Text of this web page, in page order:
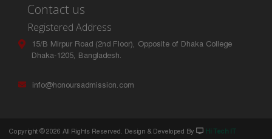
Contact us
Registered Address
15/B Mirpur Road (2nd Floor), Opposite of Dhaka College
Dhaka-1205, Bangladesh.
info@honoursadmission.com
Copyright ©2026 All Rights Reserved. Design & Developed By Hi Tech IT